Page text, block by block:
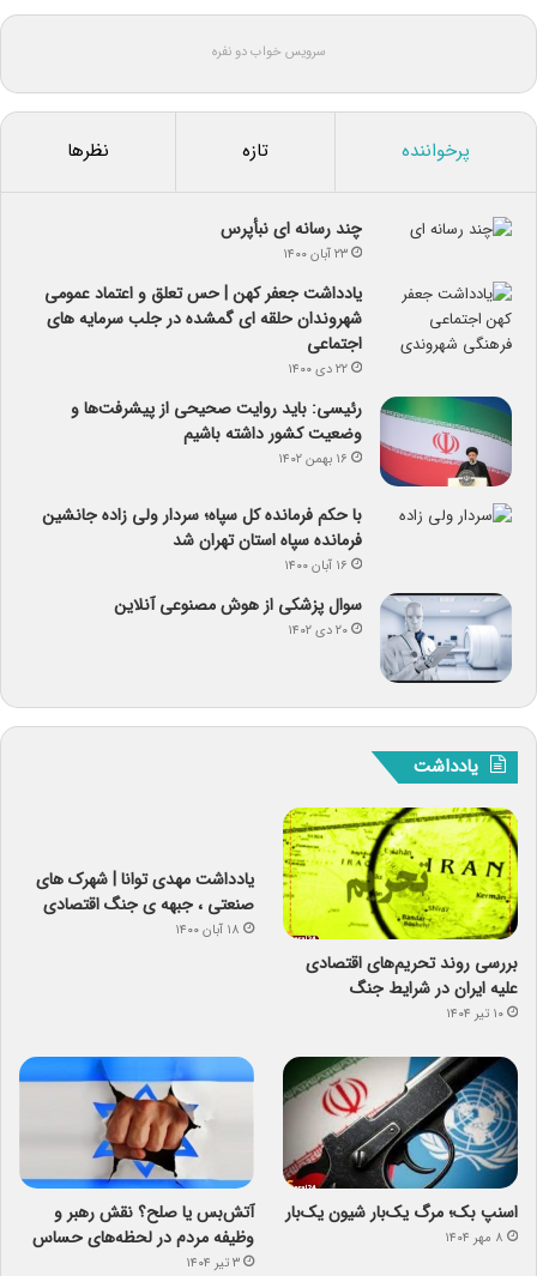
سرویس خواب دو نفره
پرخواننده تازه نظرها
چند رسانه ای نبأپرس
۲۳ آبان ۱۴۰۰
یادداشت جعفر کهن | حس تعلق و اعتماد عمومی
شهروندان حلقه ای گمشده در جلب سرمایه های
اجتماعی
۲۲ دی ۱۴۰۰
رئیسی: باید روایت صحیحی از پیشرفت‌ها و
وضعیت کشور داشته باشیم
۱۶ بهمن ۱۴۰۲
با حکم فرمانده کل سپاه؛ سردار ولی زاده جانشین
فرمانده سپاه استان تهران شد
۱۶ آبان ۱۴۰۰
سوال پزشکی از هوش مصنوعی آنلاین
۲۰ دی ۱۴۰۲
یادداشت
بررسی روند تحریم‌های اقتصادی
علیه ایران در شرایط جنگ
۱۰ تیر ۱۴۰۴
یادداشت مهدی توانا | شهرک های
صنعتی ، جبهه ی جنگ اقتصادی
۱۸ آبان ۱۴۰۰
اسنپ ‌بک؛ مرگ یک‌بار شیون یک‌بار
۸ مهر ۱۴۰۴
آتش‌بس یا صلح؟ نقش رهبر و
وظیفه مردم در لحظه‌های حساس
۳ تیر ۱۴۰۴